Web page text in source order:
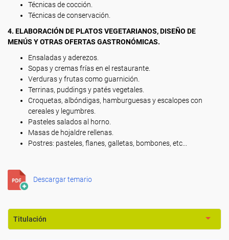
Técnicas de cocción.
Técnicas de conservación.
4. ELABORACIÓN DE PLATOS VEGETARIANOS, DISEÑO DE
MENÚS Y OTRAS OFERTAS GASTRONÓMICAS.
Ensaladas y aderezos.
Sopas y cremas frías en el restaurante.
Verduras y frutas como guarnición.
Terrinas, puddings y patés vegetales.
Croquetas, albóndigas, hamburguesas y escalopes con
cereales y legumbres.
Pasteles salados al horno.
Masas de hojaldre rellenas.
Postres: pasteles, flanes, galletas, bombones, etc...
Descargar temario
Titulación